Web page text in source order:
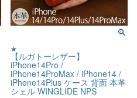
★
【ルガトーレザー】
iPhone14Pro /
iPhone14ProMax / iPhone14 /
iPhone14Plus ケース 背面 本革
シェル WINGLIDE NPS